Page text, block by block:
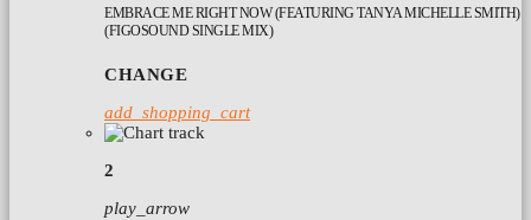
EMBRACE ME RIGHT NOW (FEATURING TANYA MICHELLE SMITH)
(FIGOSOUND SINGLE MIX)
CHANGE
add_shopping_cart
2
play_arrow